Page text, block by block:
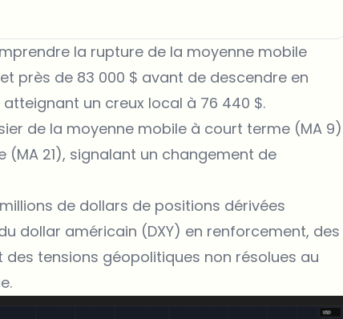
la rupture de la moyenne mobile
près de 83 000 $ avant de descendre en
un creux local à 76 440 $.
de la moyenne mobile à court terme (MA 9)
21), signalant un changement de
de dollars de positions dérivées
dollar américain (DXY) en renforcement, des
tensions géopolitiques non résolues au